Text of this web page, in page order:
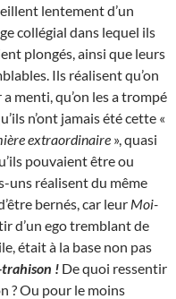
lentement d’un
collégial dans lequel ils
plongés, ainsi que leurs
Ils réalisent qu’on
a menti, qu’on les a trompé
n’ont jamais été cette «
extraordinaire », quasi
pouvaient être ou
uns réalisent du même
d’être bernés, car leur Moi-
d’un ego tremblant de
était à la base non pas
! De quoi ressentir
? Ou pour le moins